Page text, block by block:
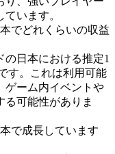
います。
でどれくらいの収益
日本における推定1
す。これは利用可能
ゲーム内イベントや
る可能性がありま
で成長しています